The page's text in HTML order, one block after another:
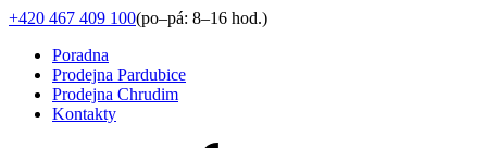
+420 467 409 100(po–pá: 8–16 hod.)
Poradna
Prodejna Pardubice
Prodejna Chrudim
Kontakty